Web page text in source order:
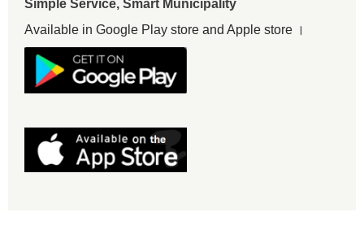
Simple Service, Smart Municipality
Available in Google Play store and Apple store ।